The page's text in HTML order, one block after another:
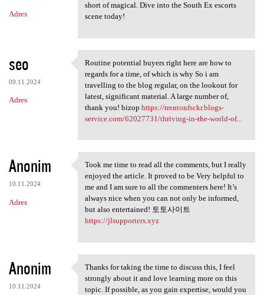
Adres
short of magical. Dive into the South Ex escorts
scene today!
seo
09.11.2024
Adres
Routine potential buyers
Routine potential buyers right here are how to
regards for a time, of which is why So i am
travelling to the blog regular, on the lookout for
latest, significant material. A large number of,
thank you! bizop https://trentonfsckr.blogs-
service.com/62027731/thriving-in-the-world-of...
Anonim
10.11.2024
Adres
Took me time to read all the
Took me time to read all the comments, but I really
enjoyed the article. It proved to be Very helpful to
me and I am sure to all the commenters here! It’s
always nice when you can not only be informed,
but also entertained! 토토사이트
https://jlsupporters.xyz
Anonim
10.11.2024
Thanks for taking the time to
Thanks for taking the time to discuss this, I feel
strongly about it and love learning more on this
topic. If possible, as you gain expertise, would you